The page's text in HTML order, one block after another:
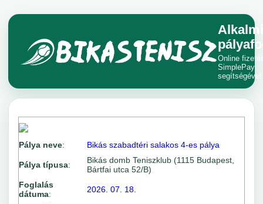
Alkalmi
Online
SimplePay
segítségével.
Pálya neve: Bikás szabadtéri salakos 4-es pálya
Pálya típusa:
Bikás domb Teniszklub (1115 Budapest,
Bártfai utca 52/B)
Foglalás
dátuma: 2026. 07. 18.